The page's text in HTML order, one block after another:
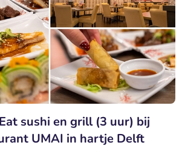
sushi en grill (3 uur) bij
UMAI in hartje Delft